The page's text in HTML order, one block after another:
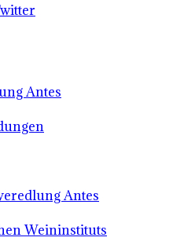
Antes
Antes
Weininstituts